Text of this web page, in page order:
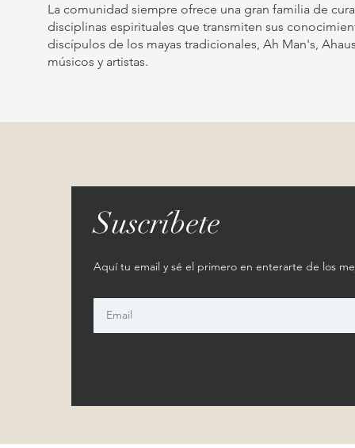
La comunidad siempre ofrece una gran familia de
disciplinas espirituales que transmiten sus
discípulos de los mayas tradicionales, Ah Man's,
músicos y artistas.
Suscríbete
Aquí tu email y sé el primero en enterarte de los